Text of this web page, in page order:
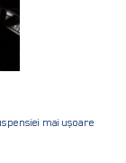
mai ușoare